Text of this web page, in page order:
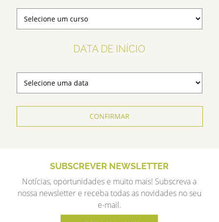
DATA DE INÍCIO
CONFIRMAR
SUBSCREVER NEWSLETTER
Notícias, oportunidades e muito mais! Subscreva a
nossa newsletter e receba todas as novidades no seu
e-mail.